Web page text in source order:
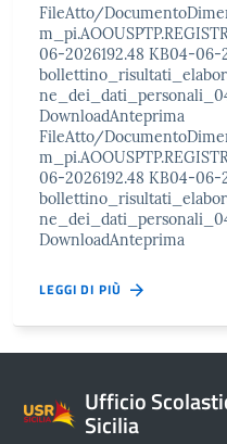
FileAtto/
06-2026192.48 KB04-
DownloadAnteprima
FileAtto/
06-2026192.48 KB04-
DownloadAnteprima
LEGGI DI PIÙ
Ufficio
Sicilia